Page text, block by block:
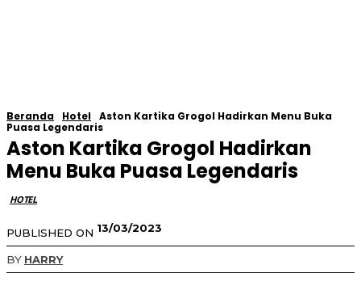
Beranda Hotel Aston Kartika Grogol Hadirkan Menu Buka
Puasa Legendaris
Aston Kartika Grogol Hadirkan
Menu Buka Puasa Legendaris
HOTEL
PUBLISHED ON 13/03/2023
BY HARRY